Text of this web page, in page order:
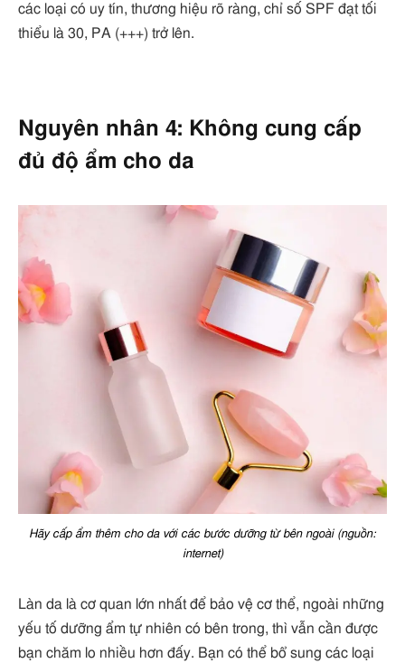
các loại có uy tín, thương hiệu rõ ràng, chỉ số SPF đạt tối
thiểu là 30, PA (+++) trở lên.
Nguyên nhân 4: Không cung cấp
đủ độ ẩm cho da
Hãy cấp ẩm thêm cho da với các bước dưỡng từ bên ngoài (nguồn:
internet)
Làn da là cơ quan lớn nhất để bảo vệ cơ thể, ngoài những
yếu tố dưỡng ẩm tự nhiên có bên trong, thì vẫn cần được
bạn chăm lo nhiều hơn đấy. Bạn có thể bổ sung các loại